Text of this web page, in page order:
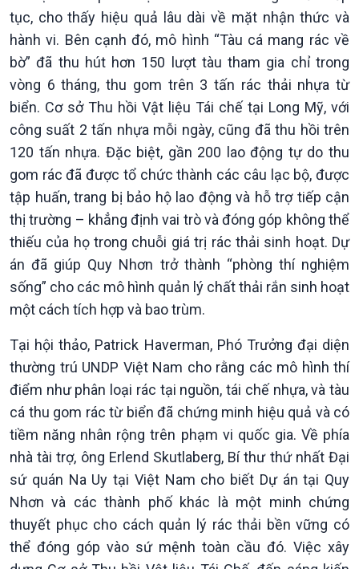
Kinh tế
Tin Kinh tế
Trước giờ mở cửa
Dòng chảy Kinh tế
Sức sống hàng Việt
Khởi nghiệp
Tuyên chiến với gian lận
thương mại
Nông nghiệp & Biển đảo
Tin Nông nghiệp & Biển
đảo
Mùa vàng
Biển đảo Việt Nam
Tâm tình biên giới và hải
đảo
Tìm hiểu biển, đảo Việt
Nam
tục, cho thấy hiệu quả lâu dài về mặt nhận thức và
hành vi. Bên cạnh đó, mô hình “Tàu cá mang rác về
bờ” đã thu hút hơn 150 lượt tàu tham gia chỉ trong
vòng 6 tháng, thu gom trên 3 tấn rác thải nhựa từ
biển. Cơ sở Thu hồi Vật liệu Tái chế tại Long Mỹ, với
công suất 2 tấn nhựa mỗi ngày, cũng đã thu hồi trên
120 tấn nhựa. Đặc biệt, gần 200 lao động tự do thu
gom rác đã được tổ chức thành các câu lạc bộ, được
tập huấn, trang bị bảo hộ lao động và hỗ trợ tiếp cận
thị trường – khẳng định vai trò và đóng góp không thể
thiếu của họ trong chuỗi giá trị rác thải sinh hoạt. Dự
án đã giúp Quy Nhơn trở thành “phòng thí nghiệm
sống” cho các mô hình quản lý chất thải rắn sinh hoạt
một cách tích hợp và bao trùm.
Tại hội thảo, Patrick Haverman, Phó Trưởng đại diện
thường trú UNDP Việt Nam cho rằng các mô hình thí
điểm như phân loại rác tại nguồn, tái chế nhựa, và tàu
cá thu gom rác từ biển đã chứng minh hiệu quả và có
tiềm năng nhân rộng trên phạm vi quốc gia. Về phía
nhà tài trợ, ông Erlend Skutlaberg, Bí thư thứ nhất Đại
sứ quán Na Uy tại Việt Nam cho biết Dự án tại Quy
Nhơn và các thành phố khác là một minh chứng
thuyết phục cho cách quản lý rác thải bền vững có
thể đóng góp vào sứ mệnh toàn cầu đó. Việc xây